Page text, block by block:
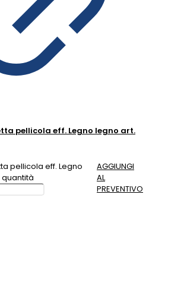
pellicola eff. Legno legno art.
pellicola eff. Legno
quantità
AGGIUNGI
AL
PREVENTIVO